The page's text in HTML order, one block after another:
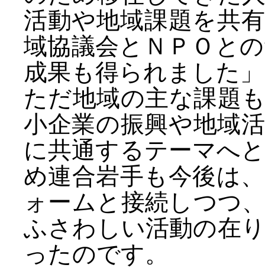
活動や地域課題を共
域協議会とＮＰＯと
成果も得られました
ただ地域の主な課題
小企業の振興や地域
に共通するテーマへ
め連合岩手も今後は
ォームと接続しつつ
ふさわしい活動の在
ったのです。